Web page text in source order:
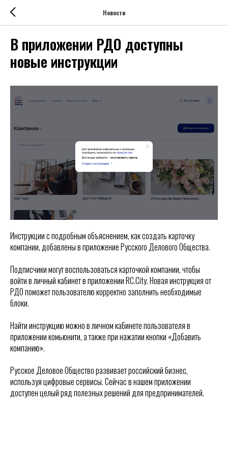
Новости
В приложении РДО доступны
новые инструкции
Инструкции с подробным объяснением, как создать карточку
компании, добавлены в приложение Русского Делового Общества.
Подписчики могут воспользоваться карточкой компании, чтобы
войти в личный кабинет в приложении RC.City. Новая инструкция от
РДО поможет пользователю корректно заполнить необходимые
блоки.
Найти инструкцию можно в личном кабинете пользователя в
приложении комьюнити, а также при нажатии кнопки «Добавить
компанию».
Русское Деловое Общество развивает российский бизнес,
используя цифровые сервисы. Сейчас в нашем приложении
доступен целый ряд полезных решений для предпринимателей.